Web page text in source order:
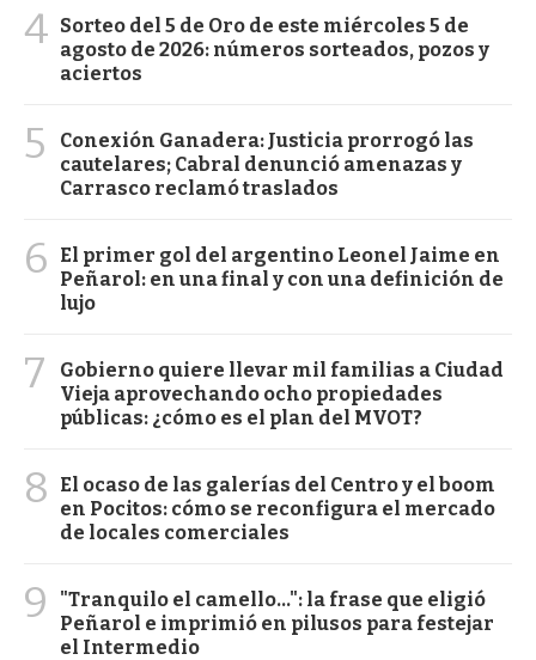
4 Sorteo del 5 de Oro de este miércoles 5 de
agosto de 2026: números sorteados, pozos y
aciertos
5
Conexión Ganadera: Justicia prorrogó las
cautelares; Cabral denunció amenazas y
Carrasco reclamó traslados
6
El primer gol del argentino Leonel Jaime en
Peñarol: en una final y con una definición de
lujo
7
Gobierno quiere llevar mil familias a Ciudad
Vieja aprovechando ocho propiedades
públicas: ¿cómo es el plan del MVOT?
8
El ocaso de las galerías del Centro y el boom
en Pocitos: cómo se reconfigura el mercado
de locales comerciales
9
"Tranquilo el camello...": la frase que eligió
Peñarol e imprimió en pilusos para festejar
el Intermedio